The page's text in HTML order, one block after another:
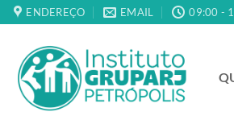
Skip
to
content
ENDEREÇO EMAIL 09:00 -